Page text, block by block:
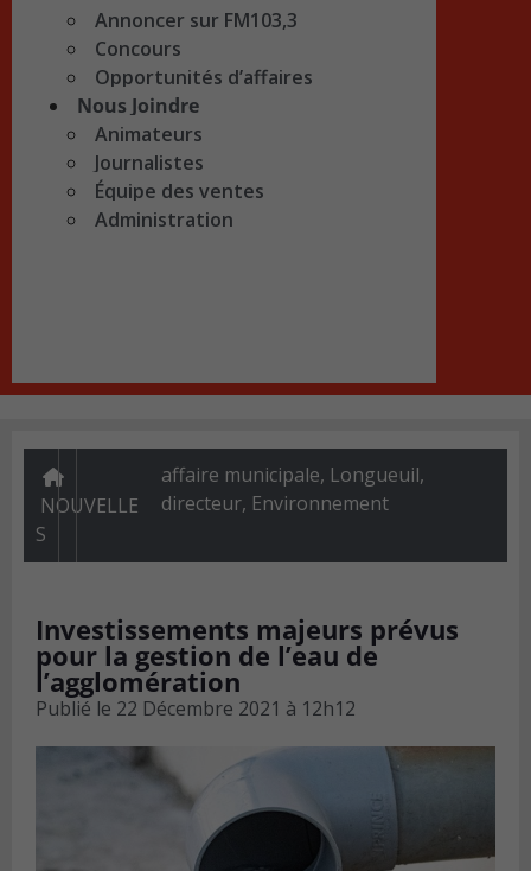
Annoncer sur FM103,3
Concours
Opportunités d’affaires
Nous Joindre
Animateurs
Journalistes
Équipe des ventes
Administration
NOUVELLE
S
affaire municipale, Longueuil,
directeur, Environnement
Investissements majeurs prévus
pour la gestion de l’eau de
l’agglomération
Publié le 22 Décembre 2021 à 12h12